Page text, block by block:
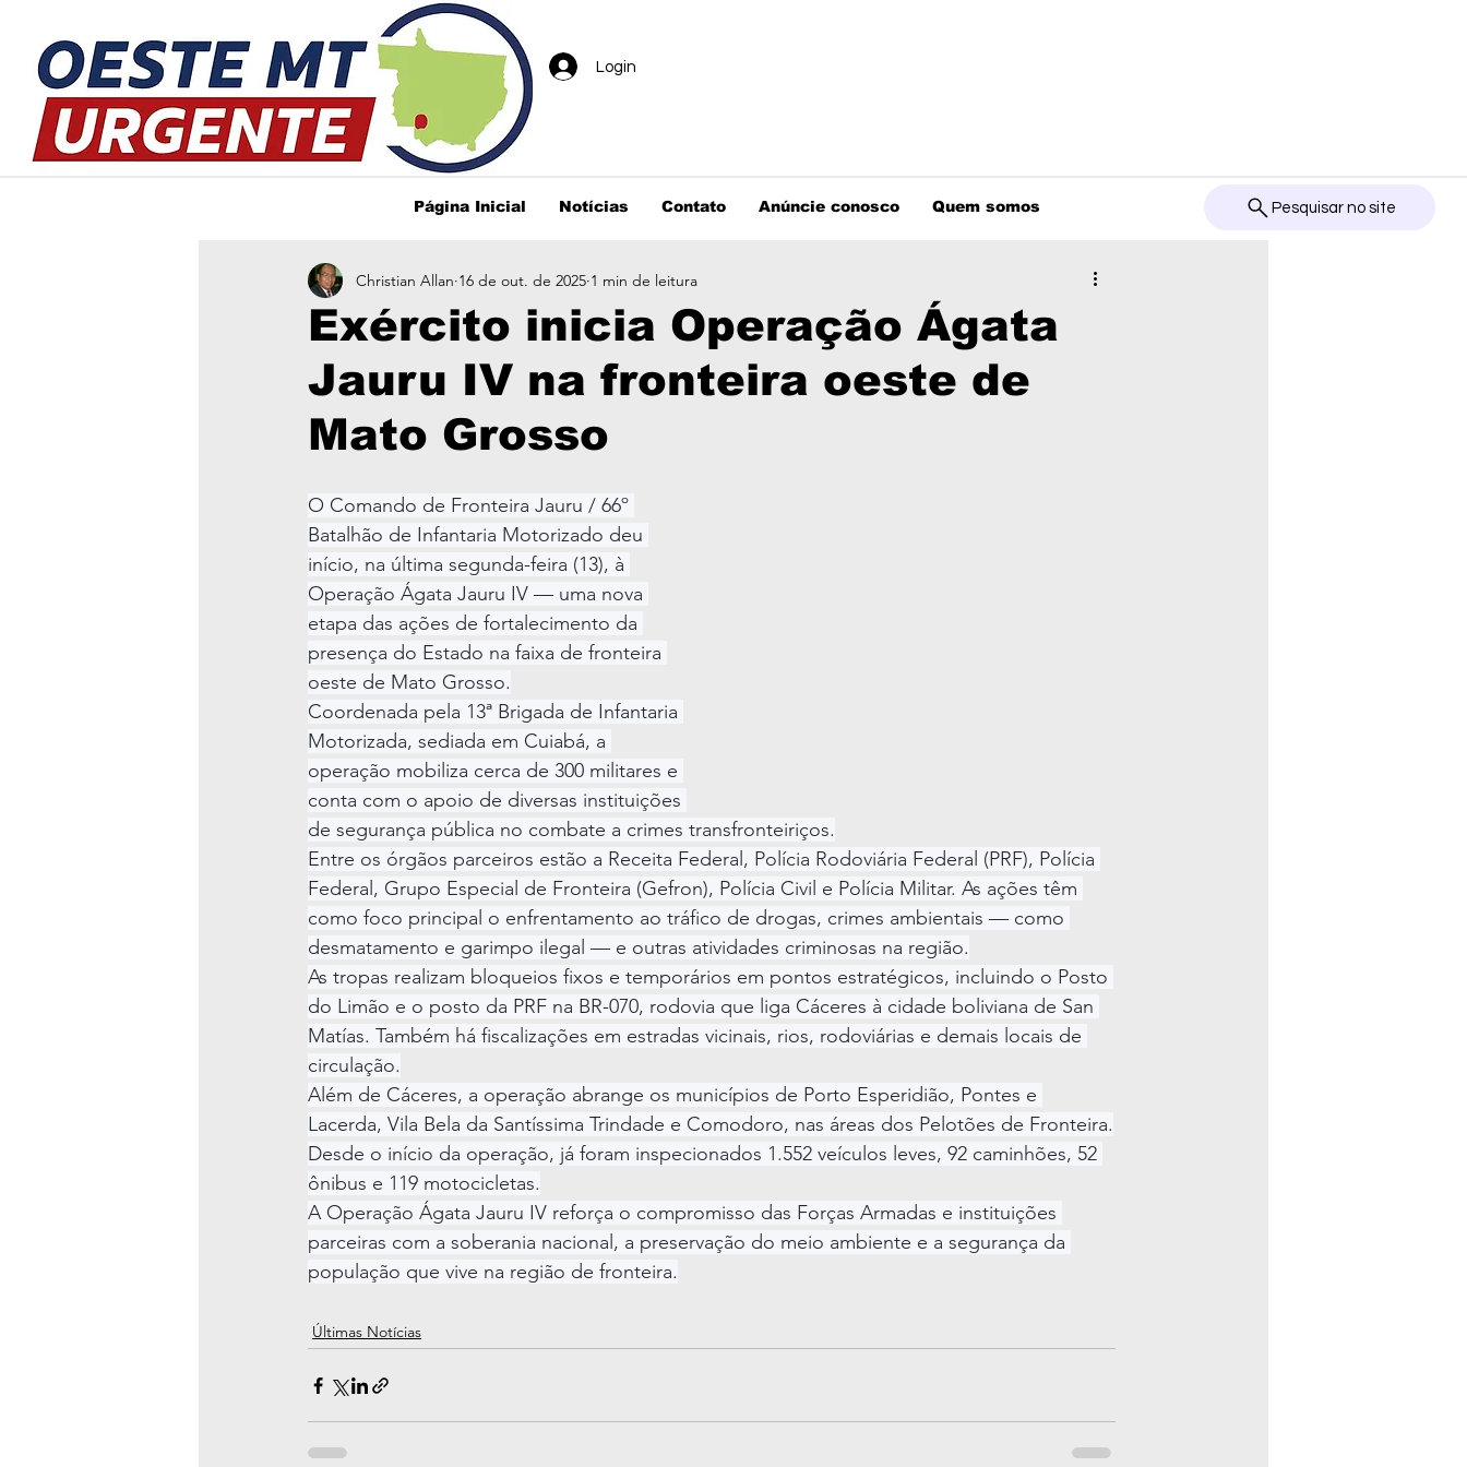
Login
Página Inicial Notícias Contato Anúncie conosco Quem somos Pesquisar no site
Exército inicia Operação Ágata
Jauru IV na fronteira oeste de
Mato Grosso
Christian Allan 16 de out. de 2025 1 min de leitura
O Comando de Fronteira Jauru / 66º
Batalhão de Infantaria Motorizado deu
início, na última segunda-feira (13), à
Operação Ágata Jauru IV — uma nova
etapa das ações de fortalecimento da
presença do Estado na faixa de fronteira
oeste de Mato Grosso.
Coordenada pela 13ª Brigada de Infantaria
Motorizada, sediada em Cuiabá, a
operação mobiliza cerca de 300 militares e
conta com o apoio de diversas instituições
de segurança pública no combate a crimes transfronteiriços.
Entre os órgãos parceiros estão a Receita Federal, Polícia Rodoviária Federal (PRF), Polícia
Federal, Grupo Especial de Fronteira (Gefron), Polícia Civil e Polícia Militar. As ações têm
como foco principal o enfrentamento ao tráfico de drogas, crimes ambientais — como
desmatamento e garimpo ilegal — e outras atividades criminosas na região.
As tropas realizam bloqueios fixos e temporários em pontos estratégicos, incluindo o Posto
do Limão e o posto da PRF na BR-070, rodovia que liga Cáceres à cidade boliviana de San
Matías. Também há fiscalizações em estradas vicinais, rios, rodoviárias e demais locais de
circulação.
Além de Cáceres, a operação abrange os municípios de Porto Esperidião, Pontes e
Lacerda, Vila Bela da Santíssima Trindade e Comodoro, nas áreas dos Pelotões de Fronteira.
Desde o início da operação, já foram inspecionados 1.552 veículos leves, 92 caminhões, 52
ônibus e 119 motocicletas.
A Operação Ágata Jauru IV reforça o compromisso das Forças Armadas e instituições
parceiras com a soberania nacional, a preservação do meio ambiente e a segurança da
população que vive na região de fronteira.
Últimas Notícias